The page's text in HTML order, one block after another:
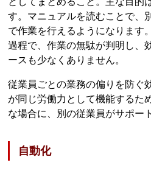
す。マニュアルを読むことで、
で作業を行えるようになります
過程で、作業の無駄が判明し、
ースも少なくありません。
従業員ごとの業務の偏りを防ぐ
が同じ労働力として機能するた
な場合に、別の従業員がサポー
自動化